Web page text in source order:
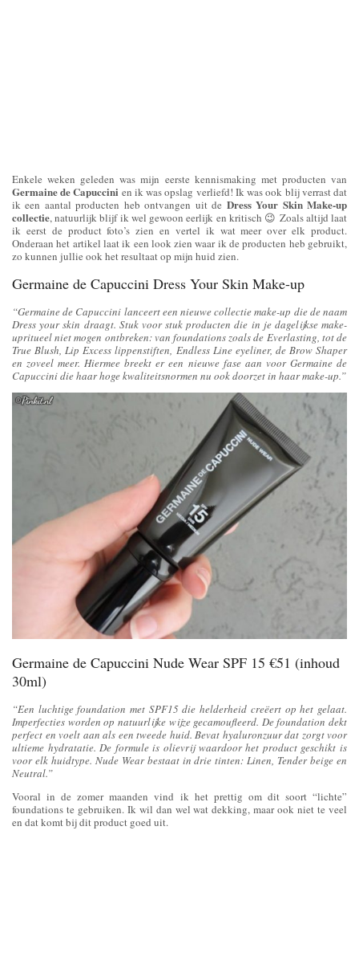
Enkele weken geleden was mijn eerste kennismaking met producten van
Germaine de Capuccini en ik was opslag verliefd! Ik was ook blij verrast dat
ik een aantal producten heb ontvangen uit de Dress Your Skin Make-up
collectie, natuurlijk blijf ik wel gewoon eerlijk en kritisch 😉 Zoals altijd laat
ik eerst de product foto’s zien en vertel ik wat meer over elk product.
Onderaan het artikel laat ik een look zien waar ik de producten heb gebruikt,
zo kunnen jullie ook het resultaat op mijn huid zien.
Germaine de Capuccini Dress Your Skin Make-up
“Germaine de Capuccini lanceert een nieuwe collectie make-up die de naam
Dress your skin draagt. Stuk voor stuk producten die in je dagelijkse make-
upritueel niet mogen ontbreken: van foundations zoals de Everlasting, tot de
True Blush, Lip Excess lippenstiften, Endless Line eyeliner, de Brow Shaper
en zoveel meer. Hiermee breekt er een nieuwe fase aan voor Germaine de
Capuccini die haar hoge kwaliteitsnormen nu ook doorzet in haar make-up.”
Germaine de Capuccini Nude Wear SPF 15 €51 (inhoud
30ml)
“Een luchtige foundation met SPF15 die helderheid creëert op het gelaat.
Imperfecties worden op natuurlijke wijze gecamoufleerd. De foundation dekt
perfect en voelt aan als een tweede huid. Bevat hyaluronzuur dat zorgt voor
ultieme hydratatie. De formule is olievrij waardoor het product geschikt is
voor elk huidtype. Nude Wear bestaat in drie tinten: Linen, Tender beige en
Neutral.”
Vooral in de zomer maanden vind ik het prettig om dit soort “lichte”
foundations te gebruiken. Ik wil dan wel wat dekking, maar ook niet te veel
en dat komt bij dit product goed uit.